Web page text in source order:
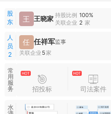
股
东
王 王晓家 持股比例 100%
关联企业 2 家
人
员
2
任 任祥军监事
关联企业 5家
常
用
服
务
招投标 司法案件
水